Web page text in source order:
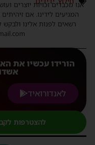
אנו מכבדים זכויות יוצרים
המגיעים לידינו. אם
רשאים לפנות אלינו
הורידו עכשיו את
לאנדורואיד
להצטרפות